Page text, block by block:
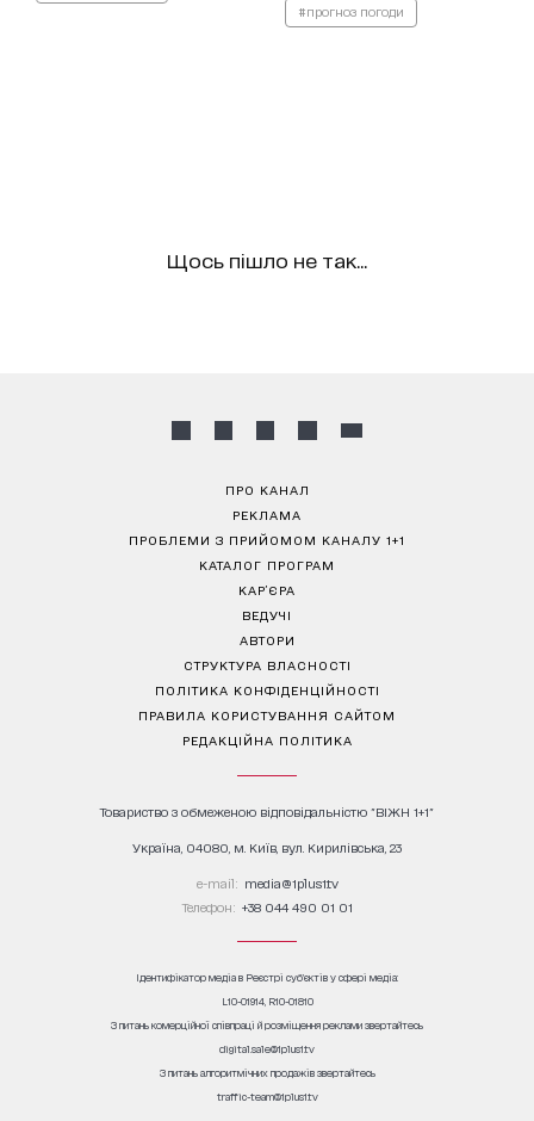
#прогноз погоди
Щось пішло не так...
ПРО КАНАЛ
РЕКЛАМА
ПРОБЛЕМИ З ПРИЙОМОМ КАНАЛУ 1+1
КАТАЛОГ ПРОГРАМ
КАР’ЄРА
ВЕДУЧІ
АВТОРИ
СТРУКТУРА ВЛАСНОСТІ
ПОЛІТИКА КОНФІДЕНЦІЙНОСТІ
ПРАВИЛА КОРИСТУВАННЯ САЙТОМ
РЕДАКЦІЙНА ПОЛІТИКА
Товариство з обмеженою відповідальністю "ВІЖН 1+1"
Україна, 04080, м. Київ, вул. Кирилівська, 23
е-mail: media@1plus1.tv
Телефон: +38 044 490 01 01
Ідентифікатор медіа в Реєстрі суб’єктів у сфері медіа:
L10-01914, R10-01810
З питань комерційної співпраці й розміщення реклами звертайтесь
digital.sale@1plus1.tv
З питань алгоритмічних продажів звертайтесь
traffic-team@1plus1.tv